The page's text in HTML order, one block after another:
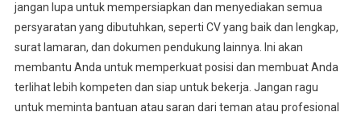
jangan lupa untuk mempersiapkan dan menyediakan semua
persyaratan yang dibutuhkan, seperti CV yang baik dan lengkap,
surat lamaran, dan dokumen pendukung lainnya. Ini akan
membantu Anda untuk memperkuat posisi dan membuat Anda
terlihat lebih kompeten dan siap untuk bekerja. Jangan ragu
untuk meminta bantuan atau saran dari teman atau profesional